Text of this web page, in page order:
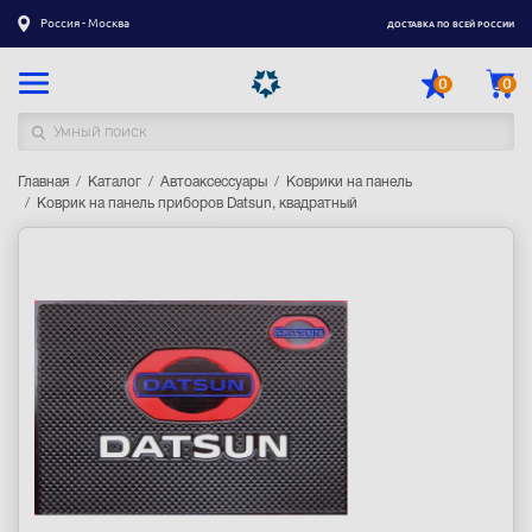
Россия - Москва ДОСТАВКА ПО ВСЕЙ РОССИИ
0 0
Каталог товаров
Оплата
Гарантия
Контакты
Акции
Оптовым и корпоративным клиентам
Главная Каталог Автоаксессуары
Коврики на панель
Коврик на панель приборов Datsun, квадратный